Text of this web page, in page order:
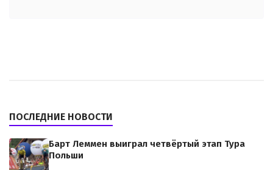
ПОСЛЕДНИЕ НОВОСТИ
Барт Леммен выиграл четвёртый этап Тура
Польши